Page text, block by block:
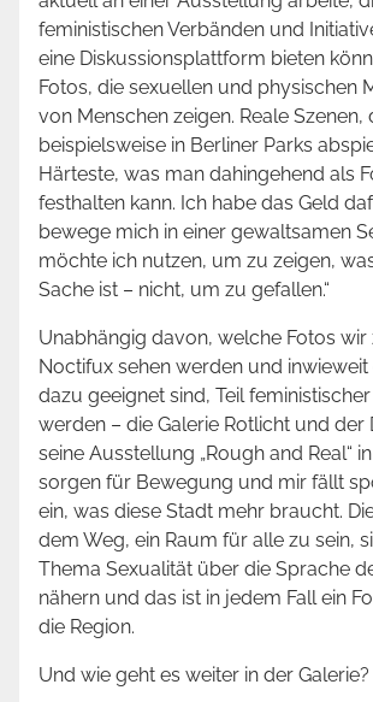
feministischen Verbänden und
eine Diskussionsplattform bieten
Fotos, die sexuellen und physischen
von Menschen zeigen. Reale Szenen,
beispielsweise in Berliner Parks
Härteste, was man dahingehend als
festhalten kann. Ich habe das Geld
bewege mich in einer gewaltsamen
möchte ich nutzen, um zu zeigen,
Sache ist – nicht, um zu gefallen.“
Unabhängig davon, welche Fotos
Noctifux sehen werden und inwieweit
dazu geeignet sind, Teil
werden – die Galerie Rotlicht und der
seine Ausstellung „Rough and Real“
sorgen für Bewegung und mir fällt
ein, was diese Stadt mehr braucht.
dem Weg, ein Raum für alle zu sein,
Thema Sexualität über die Sprache
nähern und das ist in jedem Fall ein
die Region.
Und wie geht es weiter in der Galerie?